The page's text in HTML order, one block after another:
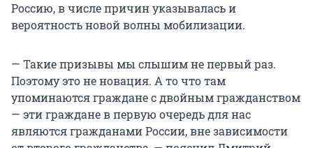
Россию, в числе причин указывалась и
вероятность новой волны мобилизации.
— Такие призывы мы слышим не первый раз.
Поэтому это не новация. А то что там
упоминаются граждане с двойным гражданством
— эти граждане в первую очередь для нас
являются гражданами России, вне зависимости